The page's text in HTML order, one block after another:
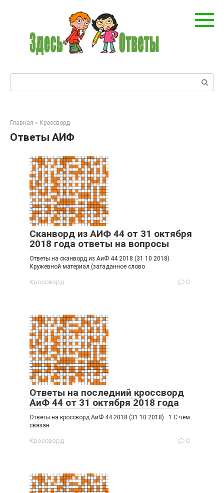
Поиск:
Главная » Кроссворд
Ответы АИФ
Сканворд из АИФ 44 от 31 октября
2018 года ответы на вопросы
Ответы на сканворд из АиФ 44 2018 (31 10 2018)
Кружевной материал (загаданное слово
Кроссворд 0
Ответы на последний кроссворд
АиФ 44 от 31 октября 2018 года
Ответы на кроссворд АиФ 44 2018 (31 10 2018) 1 С чем
связан
Кроссворд 0